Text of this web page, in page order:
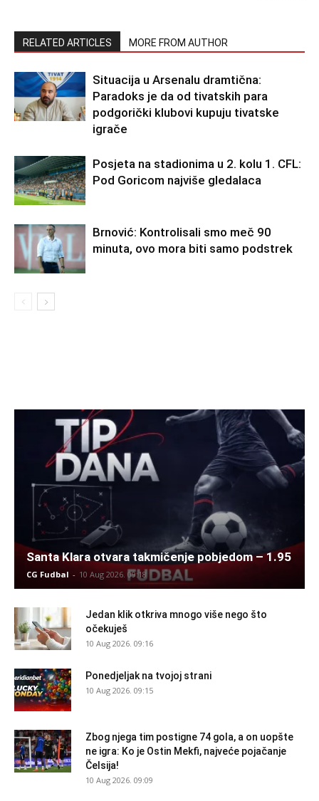
RELATED ARTICLES MORE FROM AUTHOR
Situacija u Arsenalu dramtična:
Paradoks je da od tivatskih para
podgorički klubovi kupuju tivatske
igrače
Posjeta na stadionima u 2. kolu 1. CFL:
Pod Goricom najviše gledalaca
Brnović: Kontrolisali smo meč 90
minuta, ovo mora biti samo podstrek
Santa Klara otvara takmičenje pobjedom – 1.95
CG Fudbal - 10 Aug 2026. 09:18
Jedan klik otkriva mnogo više nego što
očekuješ
10 Aug 2026. 09:16
Ponedjeljak na tvojoj strani
10 Aug 2026. 09:15
Zbog njega tim postigne 74 gola, a on uopšte
ne igra: Ko je Ostin Mekfi, najveće pojačanje
Čelsija!
10 Aug 2026. 09:09